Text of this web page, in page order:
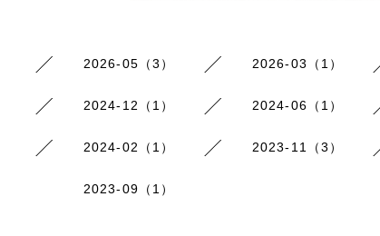
2026-05（3） 2026-03（1）
2024-12（1） 2024-06（1）
2024-02（1） 2023-11（3）
2023-09（1）